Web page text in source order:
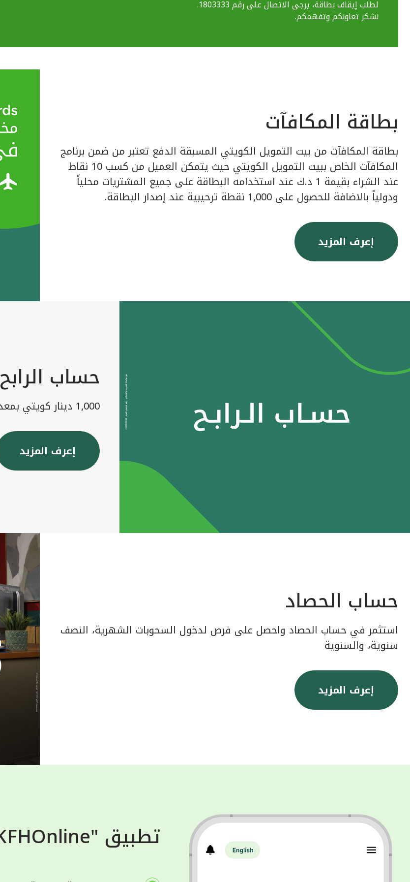
لطلب إيقاف بطاقة، يرجى الاتصال على رقم 1803333.
نشكر تعاونكم وتفهمكم.
بطاقة المكافآت
بطاقة المكافآت من بيت التمويل الكويتي المسبقة الدفع تعتبر من ضمن برنامج
المكافآت الخاص ببيت التمويل الكويتي حيث يتمكن العميل من كسب 10 نقاط
عند الشراء بقيمة 1 د.ك عند استخدامه البطاقة على جميع المشتريات محلياً
ودولياً بالاضافة للحصول على 1,000 نقطة ترحيبية عند إصدار البطاقة.
إعرف المزيد
حساب الرابح
1,000 دينار كويتي بمعدل 30 رابح شهريا
إعرف المزيد
حساب الحصاد
استثمر في حساب الحصاد واحصل على فرص لدخول السحوبات الشهرية، النصف
سنوية، والسنوية
إعرف المزيد
تطبيق "KFHOnline"